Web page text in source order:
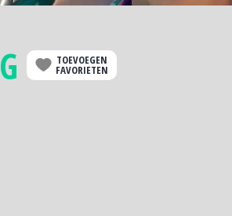
TOEVOEGEN
FAVORIETEN